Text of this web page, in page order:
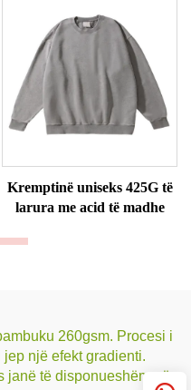
Kremptinë uniseks 425G të
larura me acid të madhe
260gsm. Procesi i
një efekt gradienti.
të disponueshëm për